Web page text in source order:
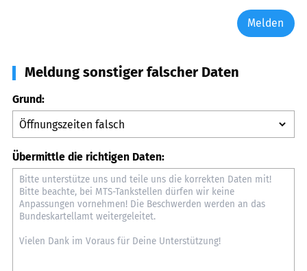
Melden
Meldung sonstiger falscher Daten
Grund:
Übermittle die richtigen Daten: